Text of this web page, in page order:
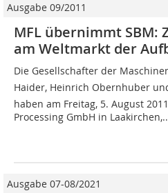
Ausgabe 09/2011
MFL übernimmt SBM:
am Weltmarkt der
Die Gesellschafter der
Haider, Heinrich Obernhuber
haben am Freitag, 5. August
Processing GmbH in
Ausgabe 07-08/2021